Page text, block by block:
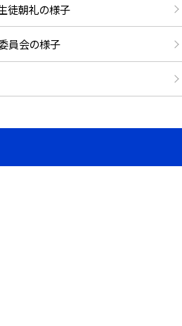
徒朝礼の様子
員会の様子